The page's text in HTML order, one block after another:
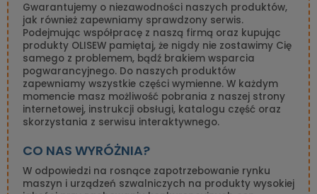
Gwarantujemy o niezawodności naszych produktów,
jak również zapewniamy sprawdzony serwis.
Podejmując współpracę z naszą firmą oraz kupując
produkty OLISEW pamiętaj, że nigdy nie zostawimy Cię
samego z problemem, bądź brakiem wsparcia
pogwarancyjnego. Do naszych produktów
zapewniamy wszystkie części wymienne. W każdym
momencie masz możliwość pobrania z naszej strony
internetowej, instrukcji obsługi, katalogu część oraz
skorzystania z serwisu interaktywnego.
CO NAS WYRÓŻNIA?
W odpowiedzi na rosnące zapotrzebowanie rynku
maszyn i urządzeń szwalniczych na produkty wysokiej